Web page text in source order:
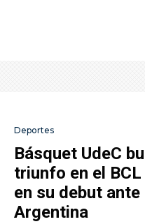
Deportes
Básquet UdeC
triunfo en el
en su debut
Argentina